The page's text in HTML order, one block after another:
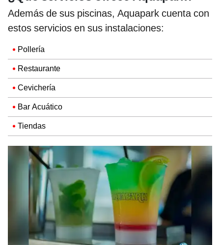
Además de sus piscinas, Aquapark cuenta con
estos servicios en sus instalaciones:
Pollería
Restaurante
Cevichería
Bar Acuático
Tiendas